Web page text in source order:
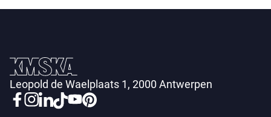
Leopold de Waelplaats 1, 2000 Antwerpen